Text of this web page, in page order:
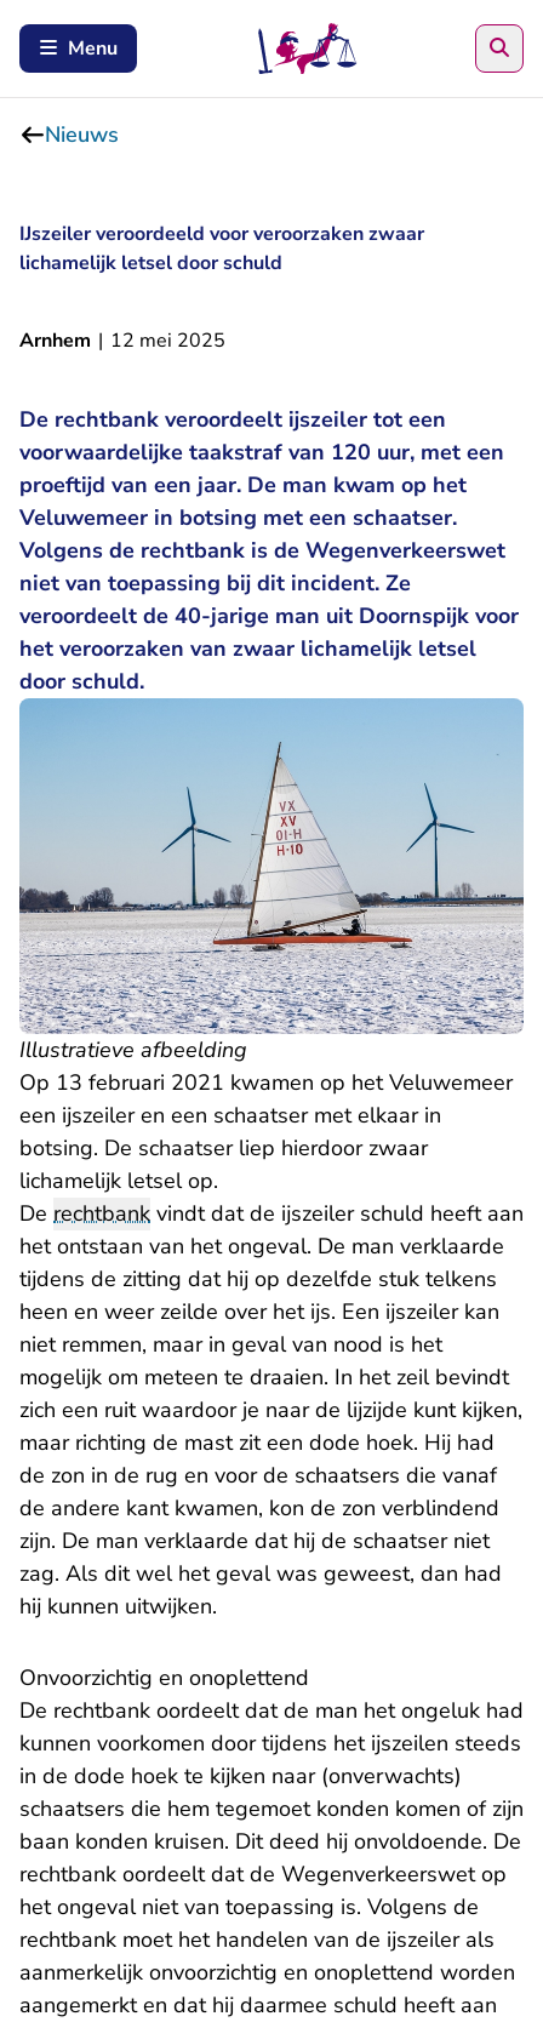
Menu
Nieuws
IJszeiler veroordeeld voor veroorzaken zwaar
lichamelijk letsel door schuld
Arnhem | 12 mei 2025
De rechtbank veroordeelt ijszeiler tot een
voorwaardelijke taakstraf van 120 uur, met een
proeftijd van een jaar. De man kwam op het
Veluwemeer in botsing met een schaatser.
Volgens de rechtbank is de Wegenverkeerswet
niet van toepassing bij dit incident. Ze
veroordeelt de 40-jarige man uit Doornspijk voor
het veroorzaken van zwaar lichamelijk letsel
door schuld.
Illustratieve afbeelding
Op 13 februari 2021 kwamen op het Veluwemeer
een ijszeiler en een schaatser met elkaar in
botsing. De schaatser liep hierdoor zwaar
lichamelijk letsel op.
De rechtbank vindt dat de ijszeiler schuld heeft aan
het ontstaan van het ongeval. De man verklaarde
tijdens de zitting dat hij op dezelfde stuk telkens
heen en weer zeilde over het ijs. Een ijszeiler kan
niet remmen, maar in geval van nood is het
mogelijk om meteen te draaien. In het zeil bevindt
zich een ruit waardoor je naar de lijzijde kunt kijken,
maar richting de mast zit een dode hoek. Hij had
de zon in de rug en voor de schaatsers die vanaf
de andere kant kwamen, kon de zon verblindend
zijn. De man verklaarde dat hij de schaatser niet
zag. Als dit wel het geval was geweest, dan had
hij kunnen uitwijken.
Onvoorzichtig en onoplettend
De rechtbank oordeelt dat de man het ongeluk had
kunnen voorkomen door tijdens het ijszeilen steeds
in de dode hoek te kijken naar (onverwachts)
schaatsers die hem tegemoet konden komen of zijn
baan konden kruisen. Dit deed hij onvoldoende. De
rechtbank oordeelt dat de Wegenverkeerswet op
het ongeval niet van toepassing is. Volgens de
rechtbank moet het handelen van de ijszeiler als
aanmerkelijk onvoorzichtig en onoplettend worden
aangemerkt en dat hij daarmee schuld heeft aan